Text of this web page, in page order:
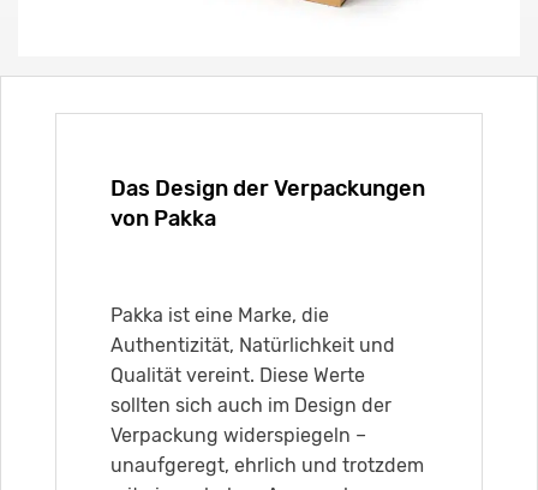
Das Design der Verpackungen
von Pakka
Pakka ist eine Marke, die
Authentizität, Natürlichkeit und
Qualität vereint. Diese Werte
sollten sich auch im Design der
Verpackung widerspiegeln –
unaufgeregt, ehrlich und trotzdem